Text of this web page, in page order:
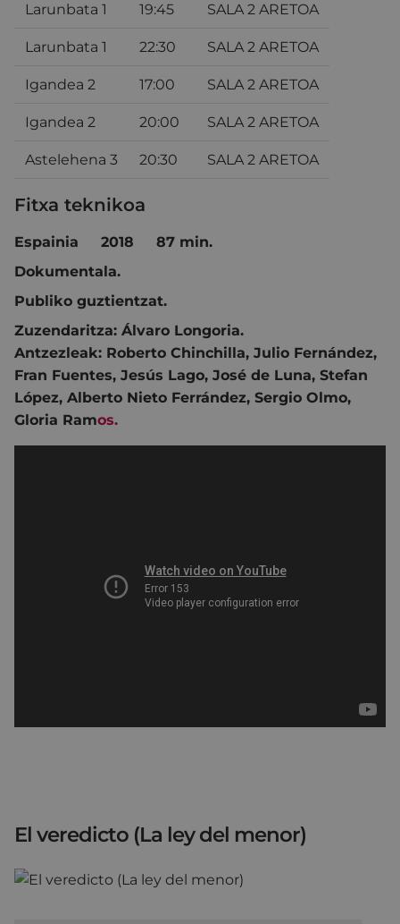
Larunbata 1 19:45 SALA 2 ARETOA
Larunbata 1 22:30 SALA 2 ARETOA
Igandea 2 17:00 SALA 2 ARETOA
Igandea 2 20:00 SALA 2 ARETOA
Astelehena 3 20:30 SALA 2 ARETOA
Fitxa teknikoa
Espainia 2018 87 min.
Dokumentala.
Publiko guztientzat.
Zuzendaritza: Álvaro Longoria.
Antzezleak: Roberto Chinchilla, Julio Fernández,
Fran Fuentes, Jesús Lago, José de Luna, Stefan
López, Alberto Nieto Ferrández, Sergio Olmo,
Gloria Ramos.
El veredicto (La ley del menor)